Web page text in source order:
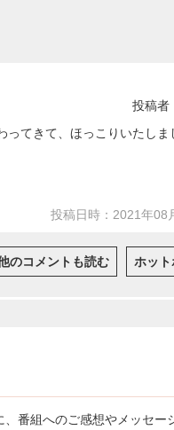
投稿者
てきて、ほっこりいたしま
投稿日時：2021年08
のコメントも読む ホッ
番組へのご感想やメッセー